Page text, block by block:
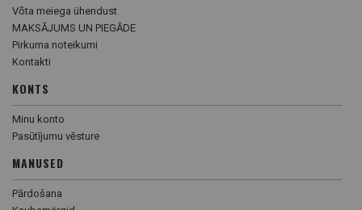
Võta meiega ühendust
MAKSĀJUMS UN PIEGĀDE
Pirkuma noteikumi
Kontakti
KONTS
Minu konto
Pasūtījumu vēsture
MANUSED
Pārdošana